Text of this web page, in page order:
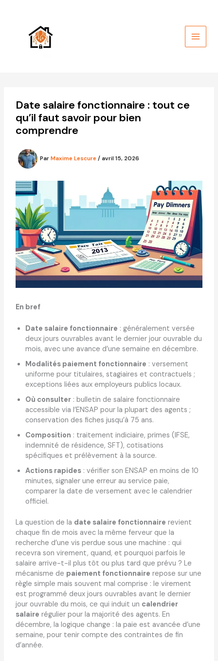
Date salaire fonctionnaire : tout ce
qu’il faut savoir pour bien
comprendre
ParMaxime Lescure / avril 15, 2026
En bref
Date salaire fonctionnaire : généralement versée
deux jours ouvrables avant le dernier jour ouvrable du
mois, avec une avance d’une semaine en décembre.
Modalités paiement fonctionnaire : versement
uniforme pour titulaires, stagiaires et contractuels ;
exceptions liées aux employeurs publics locaux.
Où consulter: bulletin de salaire fonctionnaire
accessible via l’ENSAP pour la plupart des agents ;
conservation des fiches jusqu’à 75 ans.
Composition : traitement indiciaire, primes (IFSE,
indemnité de résidence, SFT), cotisations
spécifiques et prélèvement à la source.
Actions rapides: vérifier son ENSAP en moins de 10
minutes, signaler une erreur au service paie,
comparer la date de versement avec le calendrier
officiel.
La question de la date salaire fonctionnaire revient
chaque fin de mois avec la même ferveur que la
recherche d’une vis perdue sous une machine : qui
recevra son virement, quand, et pourquoi parfois le
salaire arrive-t-il plus tôt ou plus tard que prévu ? Le
mécanisme de paiement fonctionnaire repose sur une
règle simple mais souvent mal comprise : le virement
est programmé deux jours ouvrables avant le dernier
jour ouvrable du mois, ce qui induit un calendrier
salaire régulier pour la majorité des agents. En
décembre, la logique change : la paie est avancée d’une
semaine, pour tenir compte des contraintes de fin
d’année.